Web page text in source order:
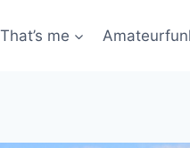
That’s me